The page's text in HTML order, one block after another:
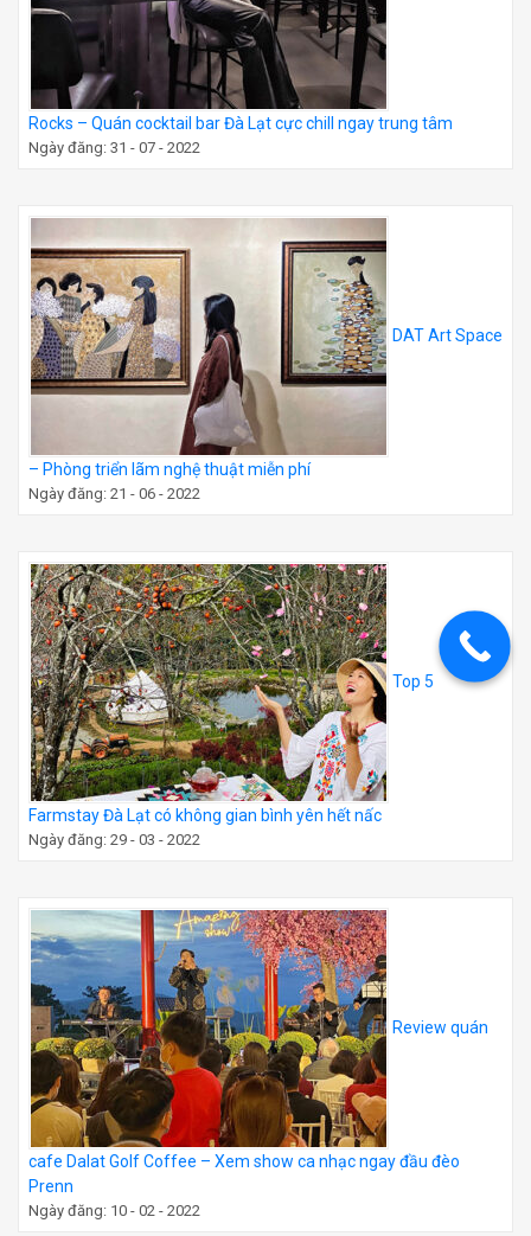
Rocks – Quán cocktail bar Đà Lạt cực chill ngay trung tâm
Ngày đăng: 31 - 07 - 2022
DAT Art Space
– Phòng triển lãm nghệ thuật miễn phí
Ngày đăng: 21 - 06 - 2022
Top 5
Farmstay Đà Lạt có không gian bình yên hết nấc
Ngày đăng: 29 - 03 - 2022
Review quán
cafe Dalat Golf Coffee – Xem show ca nhạc ngay đầu đèo
Prenn
Ngày đăng: 10 - 02 - 2022